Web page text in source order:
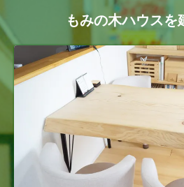
もみの木ハウスを